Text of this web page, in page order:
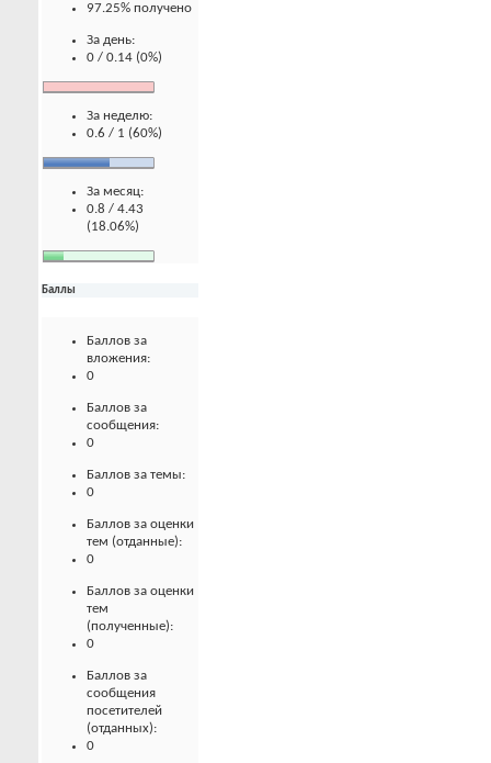
97.25% получено
За день:
0 / 0.14 (0%)
За неделю:
0.6 / 1 (60%)
За месяц:
0.8 / 4.43
(18.06%)
Баллы
Баллов за
вложения:
0
Баллов за
сообщения:
0
Баллов за темы:
0
Баллов за оценки
тем (отданные):
0
Баллов за оценки
тем
(полученные):
0
Баллов за
сообщения
посетителей
(отданных):
0